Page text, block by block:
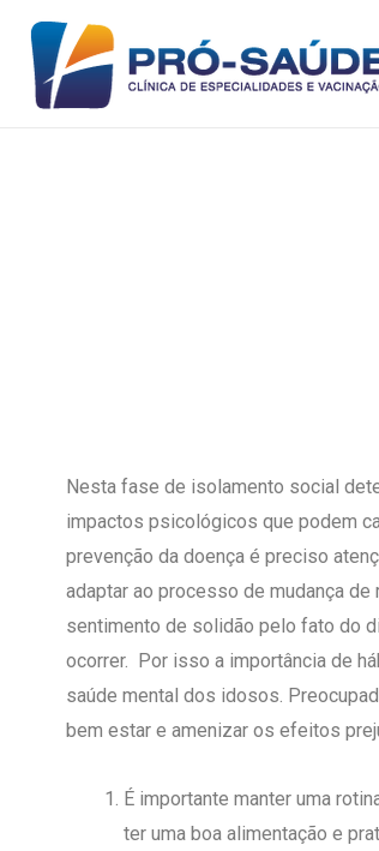
Nesta fase de isolamento social
impactos psicológicos que podem
prevenção da doença é preciso
adaptar ao processo de mudança
sentimento de solidão pelo fato do
ocorrer. Por isso a importância de
saúde mental dos idosos.
bem estar e amenizar os efeitos
É importante manter uma
ter uma boa alimentação e